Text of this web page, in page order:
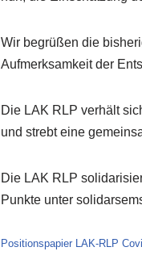
Wir begrüßen die
Aufmerksamkeit der
Die LAK RLP verhält
und strebt eine
Die LAK RLP
Punkte unter
Positionspapier LAK-RLP